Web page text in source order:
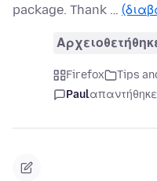
package. Thank …
Firefox Tips
Paulαπαντήθηκε